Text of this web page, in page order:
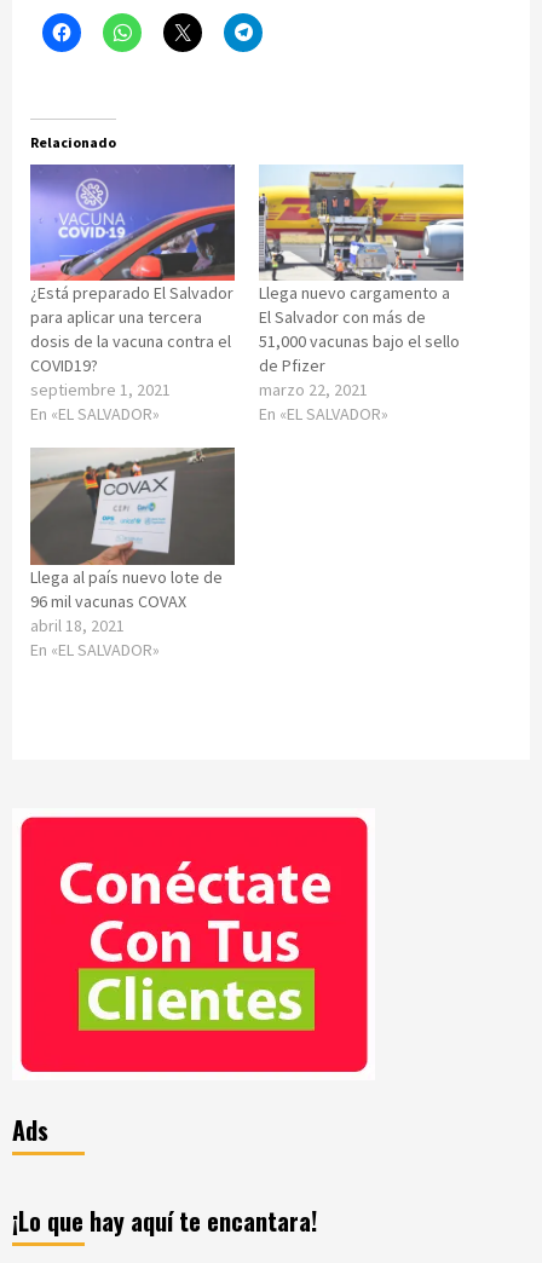
Relacionado
¿Está preparado El Salvador
para aplicar una tercera
dosis de la vacuna contra el
COVID19?
septiembre 1, 2021
En «EL SALVADOR»
Llega nuevo cargamento a
El Salvador con más de
51,000 vacunas bajo el sello
de Pfizer
marzo 22, 2021
En «EL SALVADOR»
Llega al país nuevo lote de
96 mil vacunas COVAX
abril 18, 2021
En «EL SALVADOR»
Ads
¡Lo que hay aquí te encantara!